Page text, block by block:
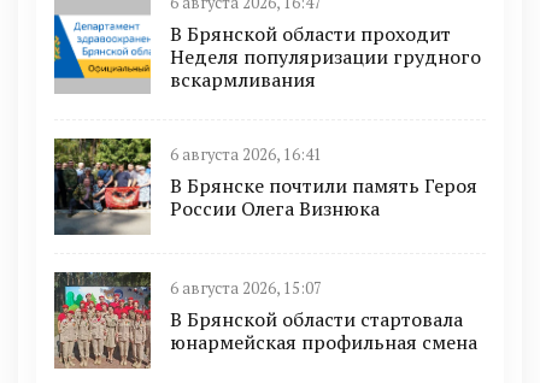
В Брянской области проходит
Неделя популяризации грудного
вскармливания
6 августа 2026, 16:41
В Брянске почтили память Героя
России Олега Визнюка
6 августа 2026, 15:07
В Брянской области стартовала
юнармейская профильная смена